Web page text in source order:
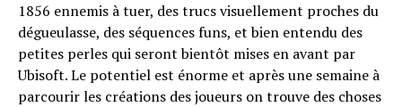
1856 ennemis à tuer, des trucs visuellement proches du
dégueulasse, des séquences funs, et bien entendu des
petites perles qui seront bientôt mises en avant par
Ubisoft. Le potentiel est énorme et après une semaine à
parcourir les créations des joueurs on trouve des choses